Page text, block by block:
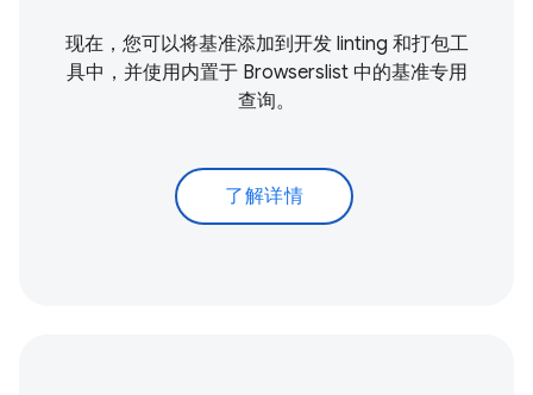
现在，您可以将基准添加到开发 linting 和打包工
具中，并使用内置于 Browserslist 中的基准专用
查询。
了解详情